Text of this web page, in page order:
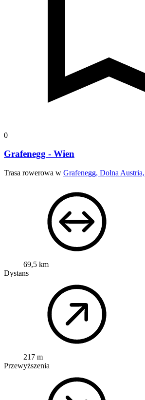
0
Grafenegg - Wien
Trasa rowerowa w Grafenegg, Dolna
69,5 km
Dystans
217 m
Przewyższenia